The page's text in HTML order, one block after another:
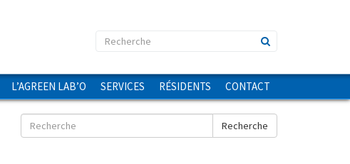
L’AGREEN LAB’O SERVICES RÉSIDENTS CONTACT
Recherche